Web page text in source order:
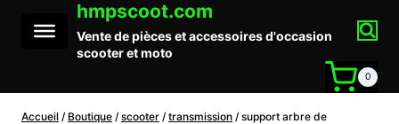
contenu
hmpscoot.com
Vente de pièces et accessoires d'occasion
scooter et moto
0
Accueil / Boutique / scooter / transmission / support arbre de